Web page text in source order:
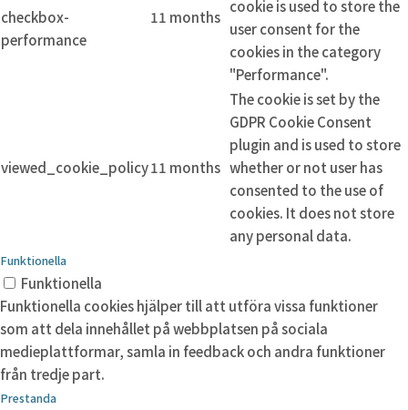
checkbox-
performance
11 months
cookie is used to store the
user consent for the
cookies in the category
"Performance".
viewed_cookie_policy11 months
The cookie is set by the
GDPR Cookie Consent
plugin and is used to store
whether or not user has
consented to the use of
cookies. It does not store
any personal data.
Funktionella
Funktionella
Funktionella cookies hjälper till att utföra vissa funktioner
som att dela innehållet på webbplatsen på sociala
medieplattformar, samla in feedback och andra funktioner
från tredje part.
Prestanda